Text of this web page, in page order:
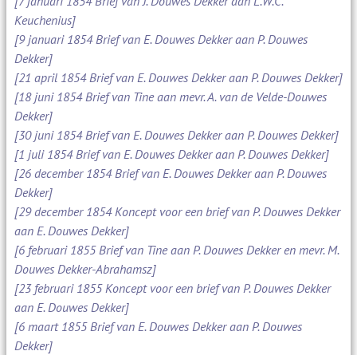
Keuchenius]
[9 januari 1854 Brief van E. Douwes Dekker aan P. Douwes
Dekker]
[21 april 1854 Brief van E. Douwes Dekker aan P. Douwes Dekker]
[18 juni 1854 Brief van Tine aan mevr. A. van de Velde-Douwes
Dekker]
[30 juni 1854 Brief van E. Douwes Dekker aan P. Douwes Dekker]
[1 juli 1854 Brief van E. Douwes Dekker aan P. Douwes Dekker]
[26 december 1854 Brief van E. Douwes Dekker aan P. Douwes
Dekker]
[29 december 1854 Koncept voor een brief van P. Douwes Dekker
aan E. Douwes Dekker]
[6 februari 1855 Brief van Tine aan P. Douwes Dekker en mevr. M.
Douwes Dekker-Abrahamsz]
[23 februari 1855 Koncept voor een brief van P. Douwes Dekker
aan E. Douwes Dekker]
[6 maart 1855 Brief van E. Douwes Dekker aan P. Douwes
Dekker]